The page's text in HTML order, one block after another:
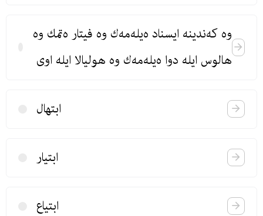
وه‌ كه‌ندینه‌ ایسناد ه‌یله‌مه‌ك وه‌ فیتار ه‌تمك وه‌
هالوس ایله دوا ه‌یله‌مه‌ك وه‌ هولیالا ایله‌ اوی
ابتهال
ابتیار
ابتیاع